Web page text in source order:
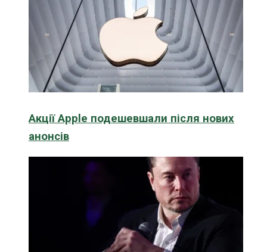
Акції Apple подешевшали після нових
анонсів